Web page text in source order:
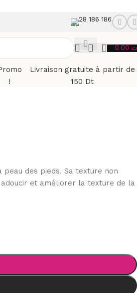
28 186 186
!
Livraison gratuite à partir de
150 Dt
des pieds. Sa texture non
et améliorer la texture de la